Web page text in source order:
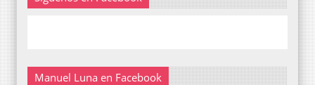
Manuel Luna en Facebook